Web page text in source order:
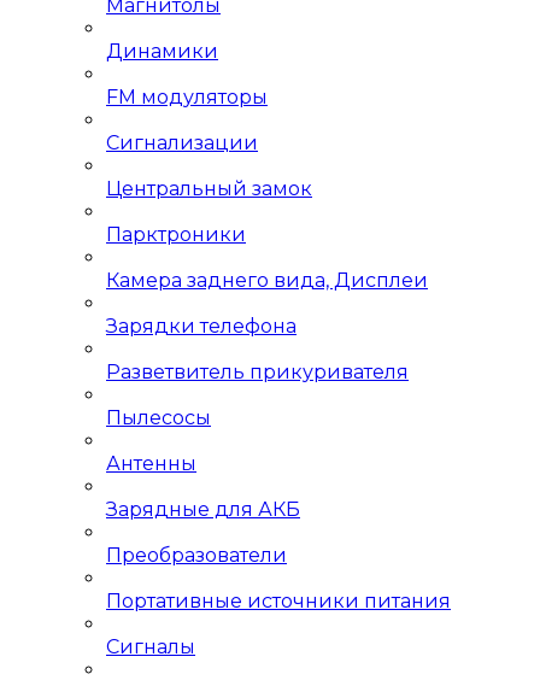
Магнитолы
Динамики
FM модуляторы
Сигнализации
Центральный замок
Парктроники
Камера заднего вида, Дисплеи
Зарядки телефона
Разветвитель прикуривателя
Пылесосы
Антенны
Зарядные для АКБ
Преобразователи
Портативные источники питания
Сигналы